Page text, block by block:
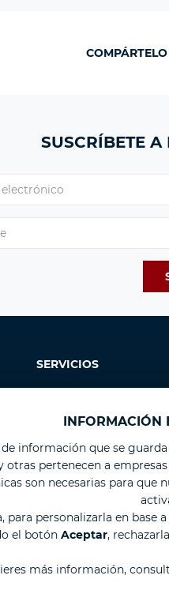
COMPÁRTELO
SUSCRÍBETE A
SERVICIOS
Preparaciones
Taller
Chapa y Pintura
Vinilos
Arte
INFORMACIÓN
información que se
otras pertenecen a
son necesarias para
personalizarla en
el botón Aceptar,
más información,